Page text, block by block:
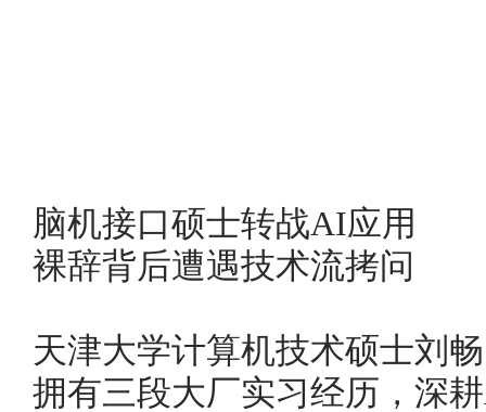
脑机接口硕士转战AI应用
裸辞背后遭遇技术流拷问
天津大学计算机技术硕士刘
拥有三段大厂实习经历，深